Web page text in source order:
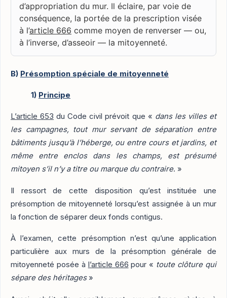
d’appropriation du mur. Il éclaire, par voie de
conséquence, la portée de la prescription visée
à l’article 666 comme moyen de renverser — ou,
à l’inverse, d’asseoir — la mitoyenneté.
B) Présomption spéciale de mitoyenneté
1) Principe
L’article 653 du Code civil prévoit que « dans les villes et
les campagnes, tout mur servant de séparation entre
bâtiments jusqu’à l’héberge, ou entre cours et jardins, et
même entre enclos dans les champs, est présumé
mitoyen s’il n’y a titre ou marque du contraire. »
Il ressort de cette disposition qu’est instituée une
présomption de mitoyenneté lorsqu’est assignée à un mur
la fonction de séparer deux fonds contigus.
À l’examen, cette présomption n’est qu’une application
particulière aux murs de la présomption générale de
mitoyenneté posée à l’article 666 pour « toute clôture qui
sépare des héritages»